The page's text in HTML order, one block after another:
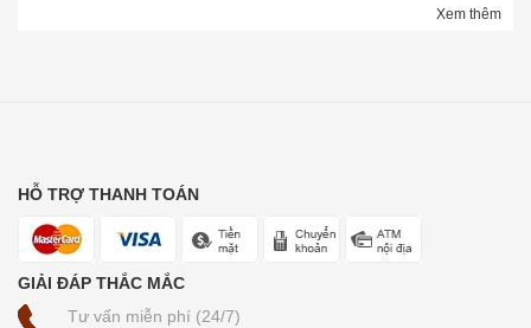
Xem thêm
HỖ TRỢ THANH TOÁN
GIẢI ĐÁP THẮC MẮC
Tư vấn miễn phí (24/7)